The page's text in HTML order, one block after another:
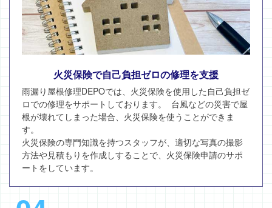
火災保険で自己負担ゼロの修理を支援
雨漏り屋根修理DEPOでは、火災保険を使用した自己負担ゼ
ロでの修理をサポートしております。 台風などの災害で屋
根が壊れてしまった場合、火災保険を使うことができま
す。
火災保険の専門知識を持つスタッフが、適切な写真の撮影
方法や見積もりを作成しすることで、火災保険申請のサポ
ートをしています。